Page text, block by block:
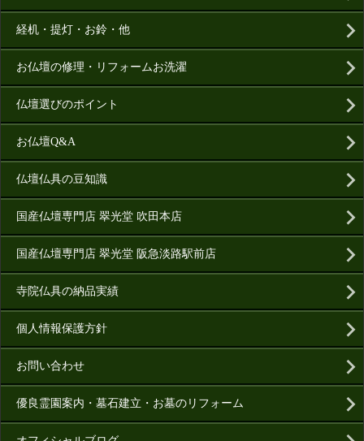
経机・提灯・お鈴・他
お仏壇の修理・リフォームお洗濯
仏壇選びのポイント
お仏壇Q&A
仏壇仏具の豆知識
国産仏壇専門店 翠光堂 吹田本店
国産仏壇専門店 翠光堂 阪急淡路駅前店
寺院仏具の納品実績
個人情報保護方針
お問い合わせ
優良霊園案内・墓石建立・お墓のリフォーム